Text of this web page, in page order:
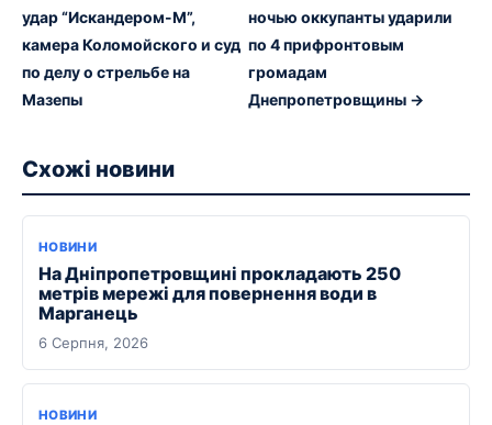
удар “Искандером-М”,
камера Коломойского и суд
по делу о стрельбе на
Мазепы
ночью оккупанты ударили
по 4 прифронтовым
громадам
Днепропетровщины →
Схожі новини
НОВИНИ
На Дніпропетровщині прокладають 250
метрів мережі для повернення води в
Марганець
6 Серпня, 2026
НОВИНИ